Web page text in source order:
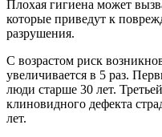
Плохая гигиена может
которые приведут к
разрушения.
С возрастом риск
увеличивается в 5 раз.
люди старше 30 лет.
клиновидного дефекта
лет.